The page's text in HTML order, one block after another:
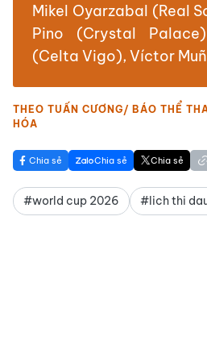
Mikel Oyarzabal (Real
Pino (Crystal
(Celta Vigo), Víctor
THEO TUẤN CƯƠNG/ BÁO THỂ
HÓA
Chia sẻ Chia sẻ Chia sẻ
#world cup 2026 #lich thi